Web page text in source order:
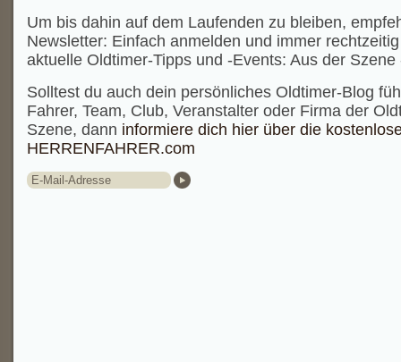
Um bis dahin auf dem Laufenden zu bleiben,
Newsletter: Einfach anmelden und immer
aktuelle Oldtimer-Tipps und -Events: Aus der
Solltest du auch dein persönliches Oldtimer-Blog
Fahrer, Team, Club, Veranstalter oder Firma der
Szene, dann informiere dich hier über die
HERRENFAHRER.com